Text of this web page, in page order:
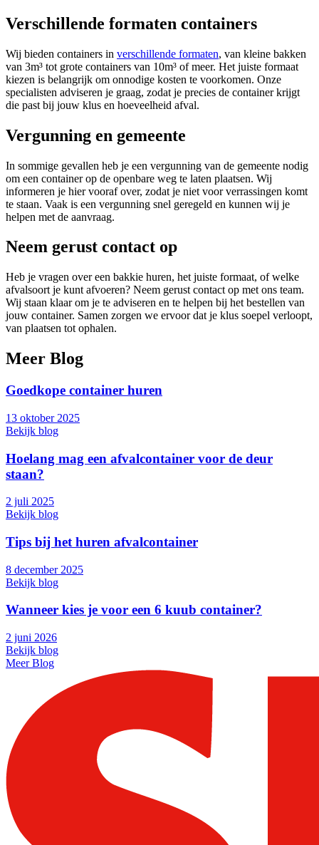
Verschillende formaten containers
Wij bieden containers in verschillende formaten, van kleine bakken
van 3m³ tot grote containers van 10m³ of meer. Het juiste formaat
kiezen is belangrijk om onnodige kosten te voorkomen. Onze
specialisten adviseren je graag, zodat je precies de container krijgt
die past bij jouw klus en hoeveelheid afval.
Vergunning en gemeente
In sommige gevallen heb je een vergunning van de gemeente nodig
om een container op de openbare weg te laten plaatsen. Wij
informeren je hier vooraf over, zodat je niet voor verrassingen komt
te staan. Vaak is een vergunning snel geregeld en kunnen wij je
helpen met de aanvraag.
Neem gerust contact op
Heb je vragen over een bakkie huren, het juiste formaat, of welke
afvalsoort je kunt afvoeren? Neem gerust contact op met ons team.
Wij staan klaar om je te adviseren en te helpen bij het bestellen van
jouw container. Samen zorgen we ervoor dat je klus soepel verloopt,
van plaatsen tot ophalen.
Meer Blog
Goedkope container huren
13 oktober 2025
Bekijk blog
Hoelang mag een afvalcontainer voor de deur
staan?
2 juli 2025
Bekijk blog
Tips bij het huren afvalcontainer
8 december 2025
Bekijk blog
Wanneer kies je voor een 6 kuub container?
2 juni 2026
Bekijk blog
Meer Blog